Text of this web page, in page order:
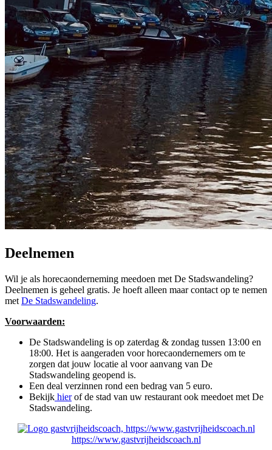
Deelnemen
Wil je als horecaonderneming meedoen met De Stadswandeling?
Deelnemen is geheel gratis. Je hoeft alleen maar contact op te nemen
met De Stadswandeling.
Voorwaarden:
De Stadswandeling is op zaterdag & zondag tussen 13:00 en
18:00. Het is aangeraden voor horecaondernemers om te
zorgen dat jouw locatie al voor aanvang van De
Stadswandeling geopend is.
Een deal verzinnen rond een bedrag van 5 euro.
Bekijk hierof de stad van uw restaurant ook meedoet met De
Stadswandeling.
https://www.gastvrijheidscoach.nl